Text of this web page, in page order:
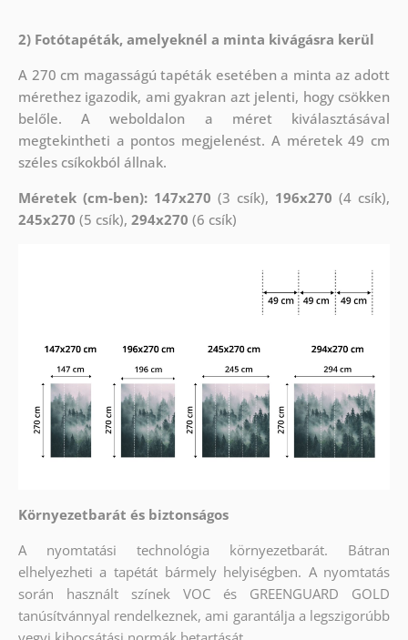
2) Fotótapéták, amelyeknél a minta kivágásra kerül
A 270 cm magasságú tapéták esetében a minta az adott
mérethez igazodik, ami gyakran azt jelenti, hogy csökken
belőle. A weboldalon a méret kiválasztásával
megtekintheti a pontos megjelenést. A méretek 49 cm
széles csíkokból állnak.
Méretek (cm-ben): 147x270 (3 csík), 196x270 (4 csík),
245x270 (5 csík), 294x270 (6 csík)
Környezetbarát és biztonságos
A nyomtatási technológia környezetbarát. Bátran
elhelyezheti a tapétát bármely helyiségben. A nyomtatás
során használt színek VOC és GREENGUARD GOLD
tanúsítvánnyal rendelkeznek, ami garantálja a legszigorúbb